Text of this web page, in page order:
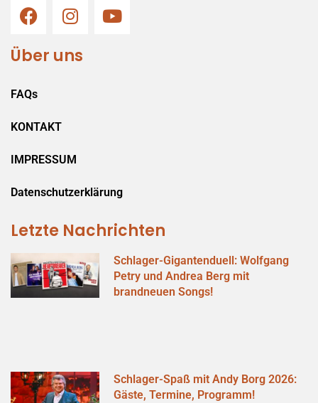
Über uns
FAQs
KONTAKT
IMPRESSUM
Datenschutzerklärung
Letzte Nachrichten
Schlager-Gigantenduell: Wolfgang
Petry und Andrea Berg mit
brandneuen Songs!
Schlager-Spaß mit Andy Borg 2026:
Gäste, Termine, Programm!